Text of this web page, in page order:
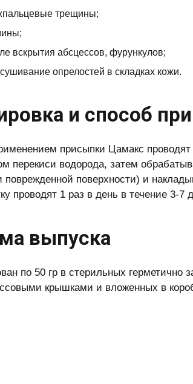
трещины;
вскрытия абсцессов, фурункулов;
опрелостей в складках кожи.
и способ
присыпки Цамакс проводят
перекиси водорода, затем
поврежденной поверхности) и
проводят 1 раз в день в течение 3-7
выпуска
по 50 гр в стерильных герметично
крышками и вложенных в